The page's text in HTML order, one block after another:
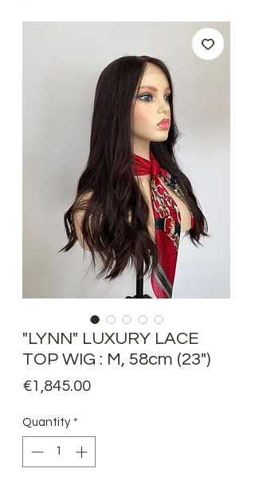
"LYNN" LUXURY LACE
TOP WIG : M, 58cm (23")
€1,845.00Price
Quantity *